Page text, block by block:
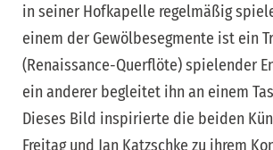
in seiner Hofkapelle regelmäßig
einem der Gewölbesegmente ist ein
(Renaissance-Querflöte) spielender
ein anderer begleitet ihn an einem
Dieses Bild inspirierte die beiden
Freitag und Jan Katzschke zu ihrem